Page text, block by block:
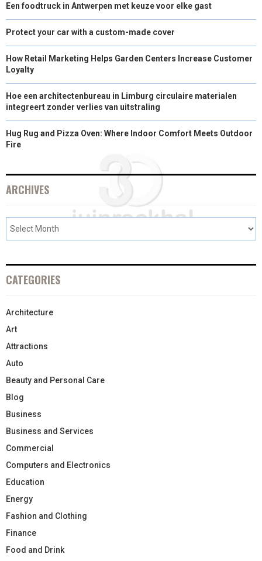
E
)
K S
T
N
Een foodtruck in Antwerpen met keuze voor elke gast
Protect your car with a custom-made cover
How Retail Marketing Helps Garden Centers Increase Customer
Loyalty
Hoe een architectenbureau in Limburg circulaire materialen
integreert zonder verlies van uitstraling
Hug Rug and Pizza Oven: Where Indoor Comfort Meets Outdoor
Fire
ARCHIVES
CATEGORIES
Architecture
Art
Attractions
Auto
Beauty and Personal Care
Blog
Business
Business and Services
Commercial
Computers and Electronics
Education
Energy
Fashion and Clothing
Finance
Food and Drink